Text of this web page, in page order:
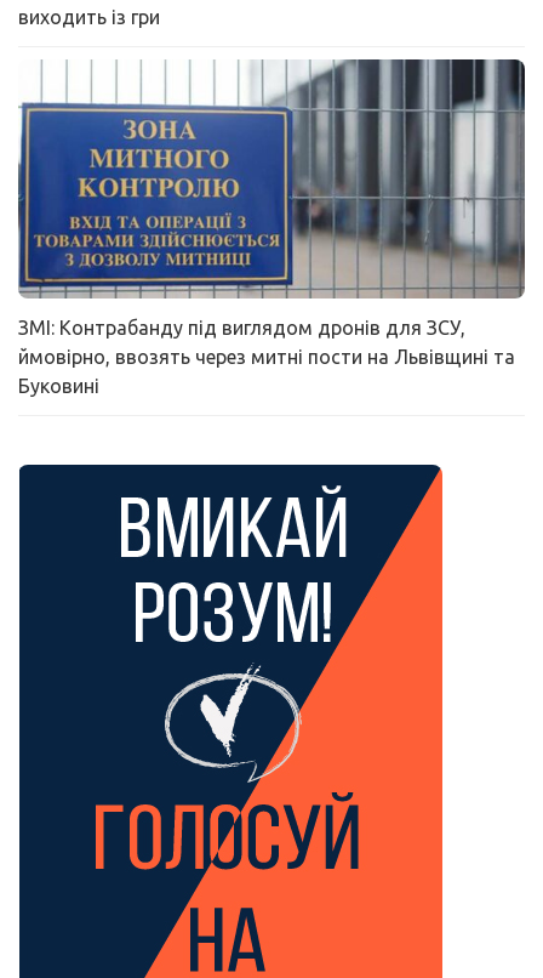
виходить із гри
ЗМІ: Контрабанду під виглядом дронів для ЗСУ,
ймовірно, ввозять через митні пости на Львівщині та
Буковині